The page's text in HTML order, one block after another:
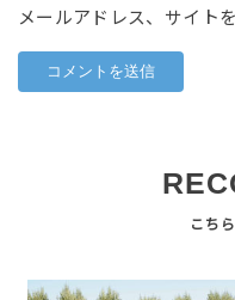
メールアドレス、サイト